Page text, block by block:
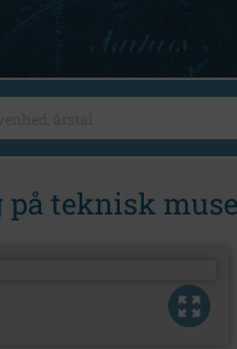
på teknisk